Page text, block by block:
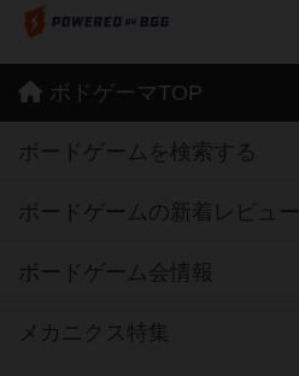
ボドゲーマTOP
ボードゲームを検索する
ボードゲームの新着レビュー
ボードゲーム会情報
メカニクス特集